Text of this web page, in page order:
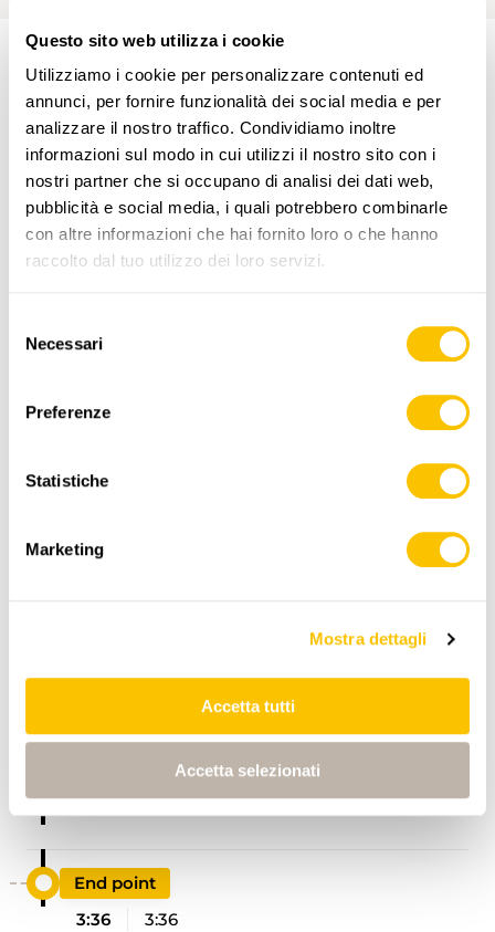
Questo sito web utilizza i cookie
Utilizziamo i cookie per personalizzare contenuti ed
annunci, per fornire funzionalità dei social media e per
analizzare il nostro traffico. Condividiamo inoltre
informazioni sul modo in cui utilizzi il nostro sito con i
nostri partner che si occupano di analisi dei dati web,
pubblicità e social media, i quali potrebbero combinarle
con altre informazioni che hai fornito loro o che hanno
raccolto dal tuo utilizzo dei loro servizi.
delNecessari
Preferenze
Statistiche
Marketing
Mostra dettagli
Accetta tutti
Accetta selezionati
PERCORSO DELL'ESCURSIONE
Dati:
swisstopo
www.sentieri-svizzeri.ch
ITINERARIO PROFILO DI ALTEZZA
0:00
0:00
End point
3:36
3:36